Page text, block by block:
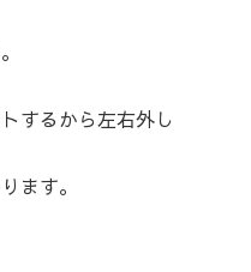
するから左右外し
ます。